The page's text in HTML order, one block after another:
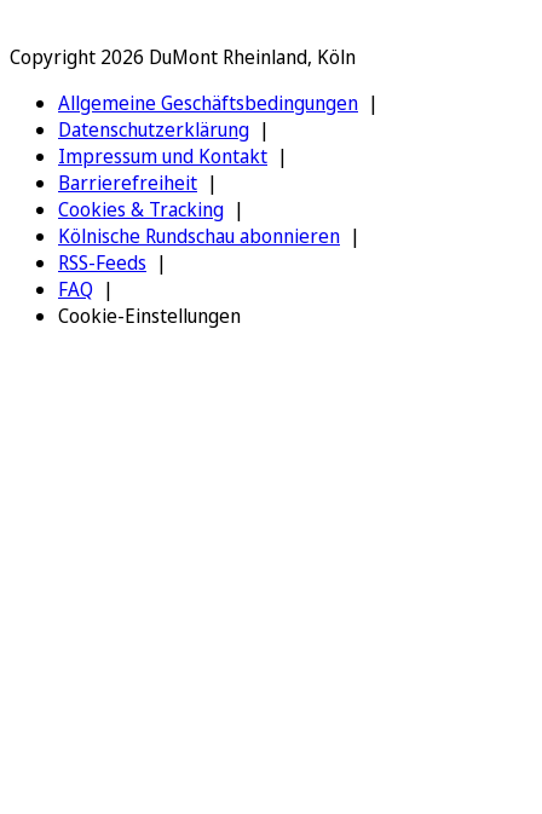
Copyright 2026 DuMont Rheinland, Köln
Allgemeine Geschäftsbedingungen
Datenschutzerklärung
Impressum und Kontakt
Barrierefreiheit
Cookies & Tracking
Kölnische Rundschau abonnieren
RSS-Feeds
FAQ
Cookie-Einstellungen